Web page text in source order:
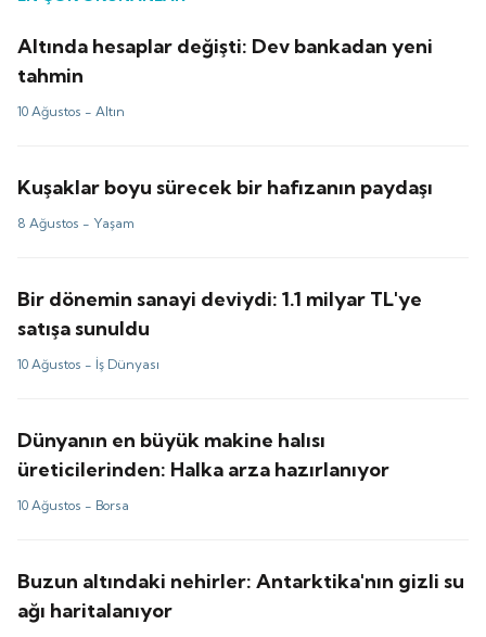
Altında hesaplar değişti: Dev bankadan yeni
tahmin
10 Ağustos -Altın
Kuşaklar boyu sürecek bir hafızanın paydaşı
8 Ağustos - Yaşam
Bir dönemin sanayi deviydi: 1.1 milyar TL'ye
satışa sunuldu
10 Ağustos - İş Dünyası
Dünyanın en büyük makine halısı
üreticilerinden: Halka arza hazırlanıyor
10 Ağustos - Borsa
Buzun altındaki nehirler: Antarktika'nın gizli su
ağı haritalanıyor